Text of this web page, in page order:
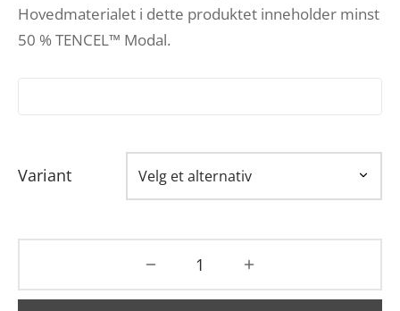
Hovedmaterialet i dette produktet inneholder minst
50 % TENCEL™ Modal.
Variant